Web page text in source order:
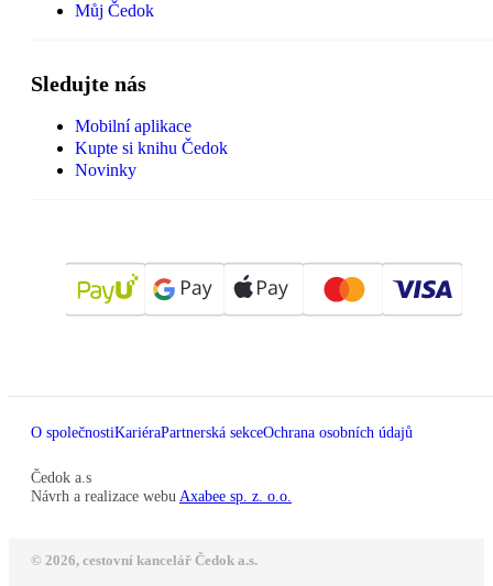
Můj Čedok
Sledujte nás
Mobilní aplikace
Kupte si knihu Čedok
Novinky
O společnostiKariéraPartnerská sekceOchrana osobních údajů
Čedok a.s
Návrh a realizace webu Axabee sp. z. o.o.
© 2026, cestovní kancelář Čedok a.s.